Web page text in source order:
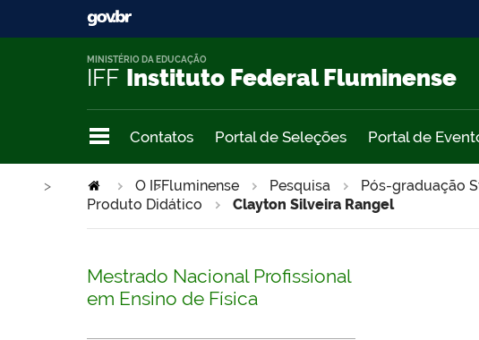
IFF Instituto Federal Fluminense
MINISTÉRIO DA EDUCAÇÃO
Contatos Portal de Seleções Portal de
O IFFluminense Pesquisa Pós-graduação
>
>
Produto Didático
Clayton Silveira Rangel
Mestrado Nacional Profissional
em Ensino de Física